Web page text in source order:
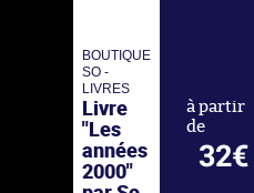
BOUTIQUE
SO -
LIVRES
Livre
"Les
années
2000"
à partir
de
32€